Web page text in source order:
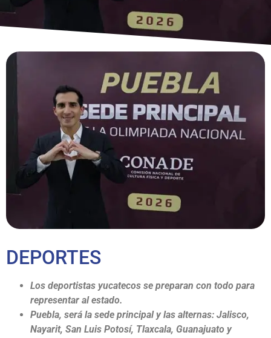
DEPORTES
Los deportistas yucatecos se preparan con todo para
representar al estado.
Puebla, será la sede principal y las alternas: Jalisco,
Nayarit, San Luis Potosí, Tlaxcala, Guanajuato y